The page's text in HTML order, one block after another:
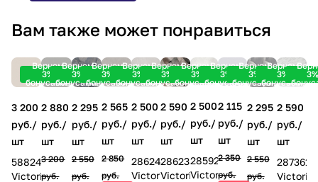
Вам также может понравиться
Вернем
3%
бонусами!
3 200
руб./
шт
588240
Victoria
Вернем
3%
бонусами!
2 880
руб./
шт
3 200
руб.
Вернем
3%
бонусами!
2 295
руб./
шт
2 550
руб.
Вернем
3%
бонусами!
2 565
руб./
шт
2 850
руб.
Вернем
3%
бонусами!
2 500
руб./
шт
286248
Victoria
Вернем
3%
бонусами!
2 590
руб./
шт
286238
Victoria
Вернем
3%
бонусами!
2 500
руб./
шт
285927
Victoria
Вернем
3%
бонусами!
2 115
руб./
шт
2 350
руб.
Вернем
3%
бонусами!
2 295
руб./
шт
2 550
руб.
2 590
руб./
шт
287361
Victoria